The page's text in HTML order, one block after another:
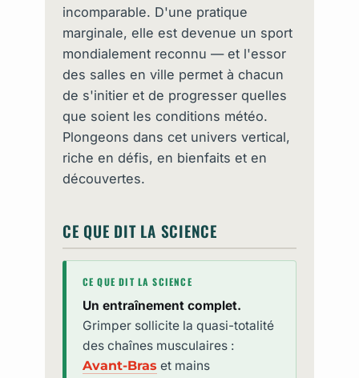
incomparable. D'une pratique
marginale, elle est devenue un sport
mondialement reconnu — et l'essor
des salles en ville permet à chacun
de s'initier et de progresser quelles
que soient les conditions météo.
Plongeons dans cet univers vertical,
riche en défis, en bienfaits et en
découvertes.
CE QUE DIT LA SCIENCE
CE QUE DIT LA SCIENCE
Un entraînement complet.
Grimper sollicite la quasi-totalité
des chaînes musculaires :
Avant-Bras et mains